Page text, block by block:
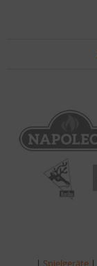
| Spielgeräte |